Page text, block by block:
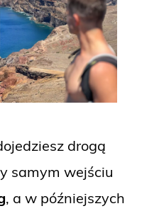
drogą
samym wejściu
, a w późniejszych